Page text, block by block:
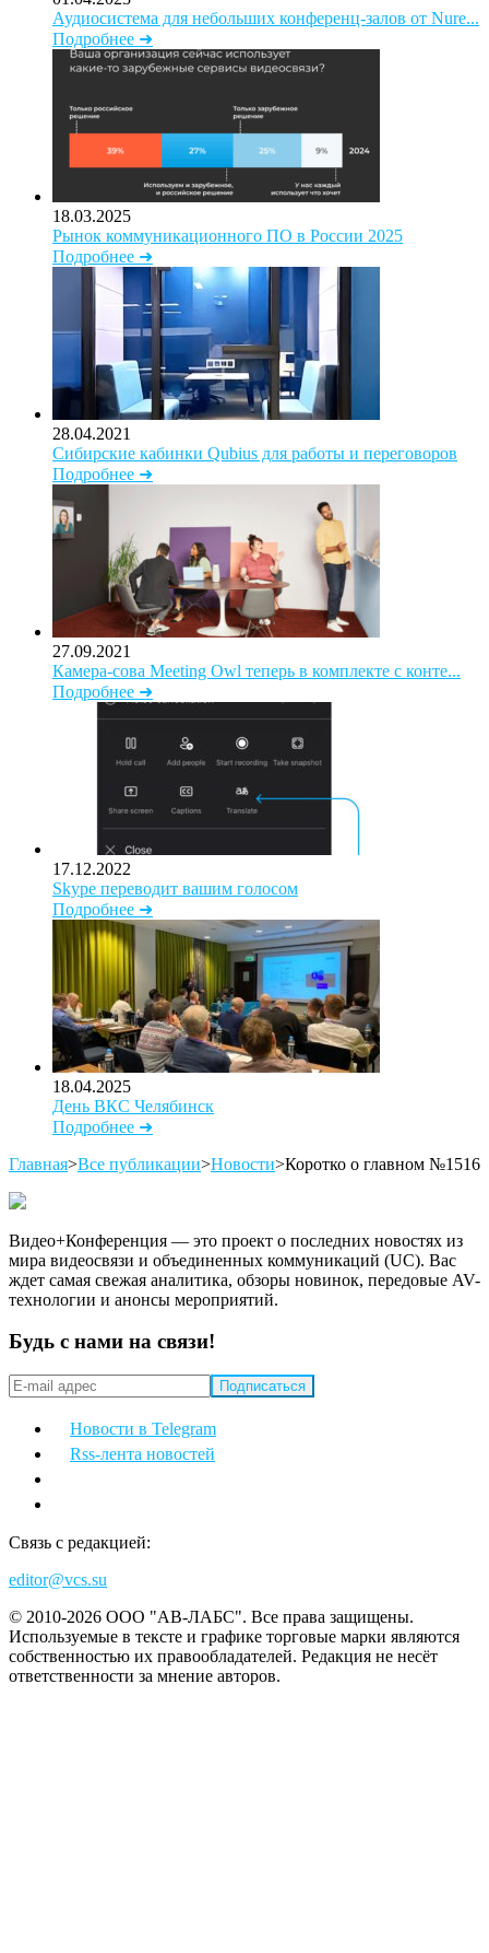
Аудиосистема для небольших конференц-залов от Nure...
Подробнее ➜
18.03.2025
Рынок коммуникационного ПО в России 2025
Подробнее ➜
28.04.2021
Сибирские кабинки Qubius для работы и переговоров
Подробнее ➜
27.09.2021
Камера-сова Meeting Owl теперь в комплекте с конте...
Подробнее ➜
17.12.2022
Skype переводит вашим голосом
Подробнее ➜
18.04.2025
День ВКС Челябинск
Подробнее ➜
Главная>Все публикации>Новости>Коротко о главном №1516
Видео+Конференция — это проект о последних новостях из
мира видеосвязи и объединенных коммуникаций (UC). Вас
ждет самая свежая аналитика, обзоры новинок, передовые AV-
технологии и анонсы мероприятий.
Будь с нами на связи!
Новости в Telegram
Rss-лента новостей
Связь с редакцией:
editor@vcs.su
© 2010-2026 ООО "АВ-ЛАБС". Все права защищены.
Используемые в тексте и графике торговые марки являются
собственностью их правообладателей. Редакция не несёт
ответственности за мнение авторов.